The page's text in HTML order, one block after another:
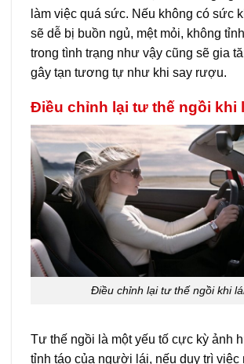
làm việc quá sức. Nếu không có sức
sẽ dễ bị buồn ngủ, mệt mỏi, không
trong tình trạng như vậy cũng sẽ gia
gây tạn tương tự như khi say rượu.
Điều chỉnh lại tư thế ngồi khi
Điều chỉnh lại tư thế ngồi khi
Tư thế ngồi là một yếu tố cực kỳ ảnh
tỉnh táo của người lái, nếu duy trì việc